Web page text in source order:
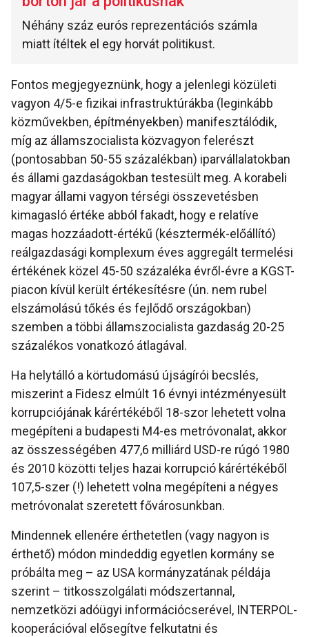
Néhány száz eurós reprezentációs számla
miatt ítéltek el egy horvát politikust.
Fontos megjegyeznünk, hogy a jelenlegi közületi
vagyon 4/5-e fizikai infrastruktúrákba (leginkább
közművekben, építményekben) manifesztálódik,
míg az államszocialista közvagyon felerészt
(pontosabban 50-55 százalékban) iparvállalatokban
és állami gazdaságokban testesült meg. A korabeli
magyar állami vagyon térségi összevetésben
kimagasló értéke abból fakadt, hogy e relatíve
magas hozzáadott-értékű (késztermék-előállító)
reálgazdasági komplexum éves aggregált termelési
értékének közel 45-50 százaléka évről-évre a KGST-
piacon kívül került értékesítésre (ún. nem rubel
elszámolású tőkés és fejlődő országokban)
szemben a többi államszocialista gazdaság 20-25
százalékos vonatkozó átlagával.
Ha helytálló a körtudomású újságírói becslés,
miszerint a Fidesz elmúlt 16 évnyi intézményesült
korrupciójának kárértékéből 18-szor lehetett volna
megépíteni a budapesti M4-es metróvonalat, akkor
az összességében 477,6 milliárd USD-re rúgó 1980
és 2010 közötti teljes hazai korrupció kárértékéből
107,5-szer (!) lehetett volna megépíteni a négyes
metróvonalat szeretett fővárosunkban.
Mindennek ellenére érthetetlen (vagy nagyon is
érthető) módon mindeddig egyetlen kormány se
próbálta meg – az USA kormányzatának példája
szerint – titkosszolgálati módszertannal,
nemzetközi adóügyi információcserével, INTERPOL-
kooperációval elősegítve felkutatni és